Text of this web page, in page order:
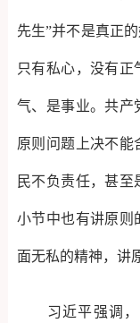
先生”并不是真正
只有私心，没有
气、是事业。共产
原则问题上决不能
民不负责任，甚
小节中也有讲原则
面无私的精神，讲
习近平强调，